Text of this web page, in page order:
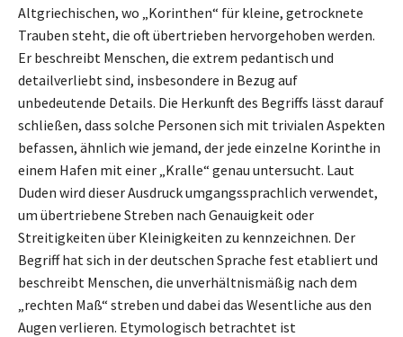
Altgriechischen, wo „Korinthen“ für kleine, getrocknete
Trauben steht, die oft übertrieben hervorgehoben werden.
Er beschreibt Menschen, die extrem pedantisch und
detailverliebt sind, insbesondere in Bezug auf
unbedeutende Details. Die Herkunft des Begriffs lässt darauf
schließen, dass solche Personen sich mit trivialen Aspekten
befassen, ähnlich wie jemand, der jede einzelne Korinthe in
einem Hafen mit einer „Kralle“ genau untersucht. Laut
Duden wird dieser Ausdruck umgangssprachlich verwendet,
um übertriebene Streben nach Genauigkeit oder
Streitigkeiten über Kleinigkeiten zu kennzeichnen. Der
Begriff hat sich in der deutschen Sprache fest etabliert und
beschreibt Menschen, die unverhältnismäßig nach dem
„rechten Maß“ streben und dabei das Wesentliche aus den
Augen verlieren. Etymologisch betrachtet ist